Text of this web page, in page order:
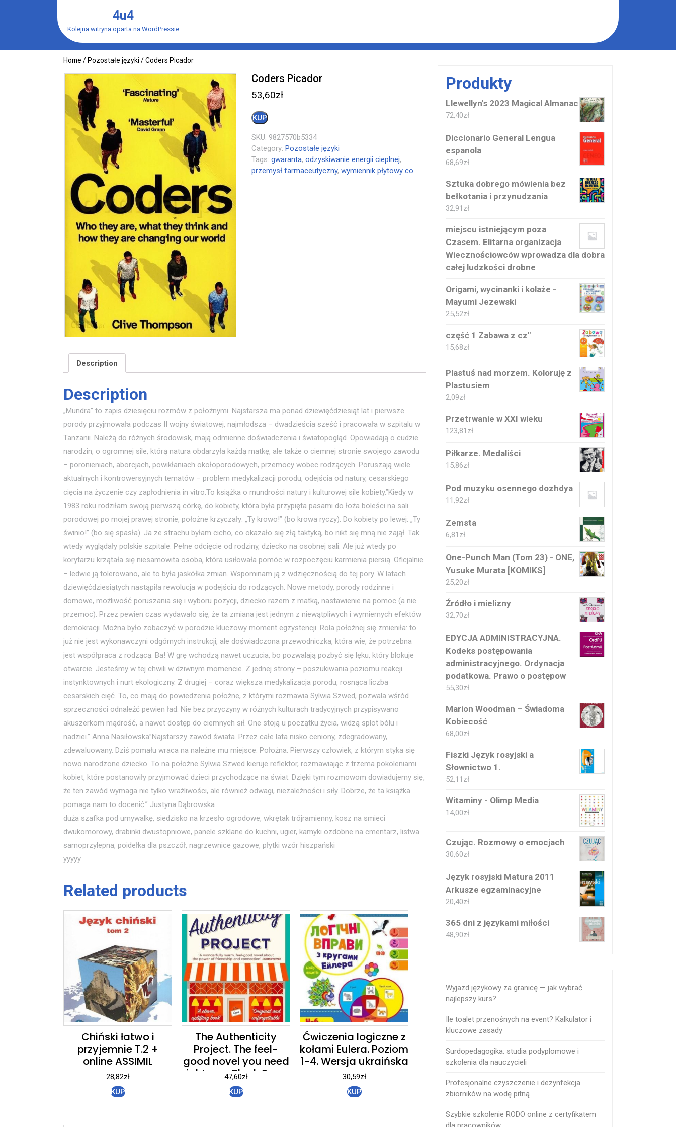
4u4
Kolejna witryna oparta na WordPressie
Home / Pozostałe języki / Coders Picador
Coders Picador
53,60zł
KUP
SKU: 9827570b5334
Category:Pozostałe języki
Tags:gwaranta,odzyskiwanie energii cieplnej,
przemysł farmaceutyczny,wymiennik płytowy co
Description
Description
„Mundra” to zapis dziesięciu rozmów z położnymi. Najstarsza ma ponad dziewięćdziesiąt lat i pierwsze
porody przyjmowała podczas II wojny światowej, najmłodsza – dwadzieścia sześć i pracowała w szpitalu w
Tanzanii. Należą do różnych środowisk, mają odmienne doświadczenia i światopogląd. Opowiadają o cudzie
narodzin, o ogromnej sile, którą natura obdarzyła każdą matkę, ale także o ciemnej stronie swojego zawodu
– poronieniach, aborcjach, powikłaniach okołoporodowych, przemocy wobec rodzących. Poruszają wiele
aktualnych i kontrowersyjnych tematów – problem medykalizacji porodu, odejścia od natury, cesarskiego
cięcia na życzenie czy zapłodnienia in vitro.To książka o mundrości natury i kulturowej sile kobiety.”Kiedy w
1983 roku rodziłam swoją pierwszą córkę, do kobiety, która była przypięta pasami do łoża boleści na sali
porodowej po mojej prawej stronie, położne krzyczały: „Ty krowo!” (bo krowa ryczy). Do kobiety po lewej: „Ty
świnio!” (bo się spasła). Ja ze strachu byłam cicho, co okazało się złą taktyką, bo nikt się mną nie zajął. Tak
wtedy wyglądały polskie szpitale. Pełne odcięcie od rodziny, dziecko na osobnej sali. Ale już wtedy po
korytarzu krzątała się niesamowita osoba, która usiłowała pomóc w rozpoczęciu karmienia piersią. Oficjalnie
– ledwie ją tolerowano, ale to była jaskółka zmian. Wspominam ją z wdzięcznością do tej pory. W latach
dziewięćdziesiątych nastąpiła rewolucja w podejściu do rodzących. Nowe metody, porody rodzinne i
domowe, możliwość poruszania się i wyboru pozycji, dziecko razem z matką, nastawienie na pomoc (a nie
przemoc). Przez pewien czas wydawało się, że ta zmiana jest jednym z niewątpliwych i wymiernych efektów
demokracji. Można było zobaczyć w porodzie kluczowy moment egzystencji. Rola położnej się zmieniła: to
już nie jest wykonawczyni odgórnych instrukcji, ale doświadczona przewodniczka, która wie, że potrzebna
jest współpraca z rodzącą. Ba! W grę wchodzą nawet uczucia, bo pozwalają pozbyć się lęku, który blokuje
otwarcie. Jesteśmy w tej chwili w dziwnym momencie. Z jednej strony – poszukiwania poziomu reakcji
instynktownych i nurt ekologiczny. Z drugiej – coraz większa medykalizacja porodu, rosnąca liczba
cesarskich cięć. To, co mają do powiedzenia położne, z którymi rozmawia Sylwia Szwed, pozwala wśród
sprzeczności odnaleźć pewien ład. Nie bez przyczyny w różnych kulturach tradycyjnych przypisywano
akuszerkom mądrość, a nawet dostęp do ciemnych sił. One stoją u początku życia, widzą splot bólu i
nadziei.” Anna Nasiłowska”Najstarszy zawód świata. Przez całe lata nisko ceniony, zdegradowany,
zdewaluowany. Dziś pomału wraca na należne mu miejsce. Położna. Pierwszy człowiek, z którym styka się
nowo narodzone dziecko. To na położne Sylwia Szwed kieruje reflektor, rozmawiając z trzema pokoleniami
kobiet, które postanowiły przyjmować dzieci przychodzące na świat. Dzięki tym rozmowom dowiadujemy się,
że ten zawód wymaga nie tylko wrażliwości, ale również odwagi, niezależności i siły. Dobrze, że ta książka
pomaga nam to docenić.” Justyna Dąbrowska
duża szafka pod umywalkę, siedzisko na krzesło ogrodowe, wkrętak trójramienny, kosz na smieci
dwukomorowy, drabinki dwustopniowe, panele szklane do kuchni, ugier, kamyki ozdobne na cmentarz, listwa
samoprzylepna, poidełka dla pszczół, nagrzewnice gazowe, płytki wzór hiszpański
yyyyy
Related products
Chiński łatwo i
przyjemnie T.2 +
online ASSIMIL
28,82zł
KUP
The Authenticity
Project. The feel-
good novel you need
right now Black Swan
47,60zł
KUP
Ćwiczenia logiczne z
kołami Eulera. Poziom
1-4. Wersja ukraińska
30,59zł
KUP
Produkty
Llewellyn's 2023 Magical Almanac
72,40zł
Diccionario General Lengua
espanola
68,69zł
Sztuka dobrego mówienia bez
bełkotania i przynudzania
32,91 zł
miejscu istniejącym poza
Czasem. Elitarna organizacja
Wiecznościowców wprowadza dla dobra
całej ludzkości drobne
Origami, wycinanki i kolaże -
Mayumi Jezewski
25,52zł
część 1 Zabawa z cz"
15,68zł
Plastuś nad morzem. Koloruję z
Plastusiem
2,09zł
Przetrwanie w XXI wieku
123,81 zł
Piłkarze. Medaliści
15,86zł
Pod muzyku osennego dozhdya
11,92zł
Zemsta
6,81 zł
One-Punch Man (Tom 23) - ONE,
Yusuke Murata [KOMIKS]
25,20zł
Źródło i mielizny
32,70zł
EDYCJA ADMINISTRACYJNA.
Kodeks postępowania
administracyjnego. Ordynacja
podatkowa. Prawo o postępow
55,30zł
Marion Woodman – Świadoma
Kobiecość
68,00zł
Fiszki Język rosyjski a
Słownictwo 1.
52,11 zł
Witaminy - Olimp Media
14,00zł
Czując. Rozmowy o emocjach
30,60zł
Język rosyjski Matura 2011
Arkusze egzaminacyjne
20,40zł
365 dni z językami miłości
48,90zł
Wyjazd językowy za granicę — jak wybrać
najlepszy kurs?
Ile toalet przenośnych na event? Kalkulator i
kluczowe zasady
Surdopedagogika: studia podyplomowe i
szkolenia dla nauczycieli
Profesjonalne czyszczenie i dezynfekcja
zbiorników na wodę pitną
Szybkie szkolenie RODO online z certyfikatem